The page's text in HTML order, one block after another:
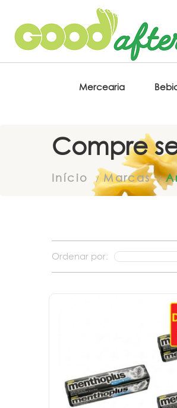
Mercearia
Compre
Início Marcas
Ordenar por: